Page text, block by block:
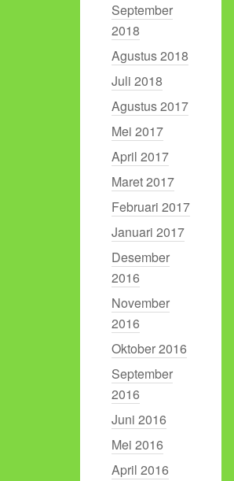
September
2018
Agustus 2018
Juli 2018
Agustus 2017
Mei 2017
April 2017
Maret 2017
Februari 2017
Januari 2017
Desember
2016
November
2016
Oktober 2016
September
2016
Juni 2016
Mei 2016
April 2016